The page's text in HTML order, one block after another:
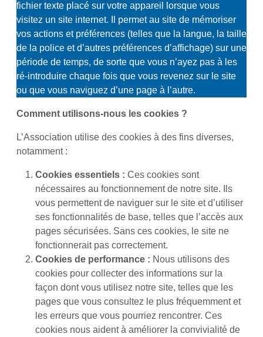
fichier texte placé sur votre appareil lorsque vous
visitez un site internet. Il permet au site de mémoriser
vos actions et préférences (telles que la langue, la taille
de la police et d’autres préférences d’affichage) sur une
période de temps, de sorte que vous n’ayez pas à les
ré-introduire chaque fois que vous revenez sur le site
ou que vous naviguez d’une page à l’autre.
Comment utilisons-nous les cookies ?
L’Association utilise des cookies à des fins diverses,
notamment :
Cookies essentiels : Ces cookies sont
nécessaires au fonctionnement de notre site. Ils
vous permettent de naviguer sur le site et d’utiliser
ses fonctionnalités de base, telles que l’accès aux
pages sécurisées. Sans ces cookies, le site ne
fonctionnerait pas correctement.
Cookies de performance : Nous utilisons des
cookies pour collecter des informations sur la
façon dont vous utilisez notre site, telles que les
pages que vous consultez le plus fréquemment et
les erreurs que vous pourriez rencontrer. Ces
cookies nous aident à améliorer la convivialité de